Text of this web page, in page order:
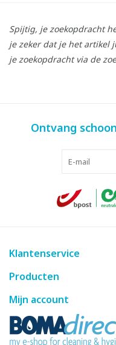
Spijtig, je zoekopdracht
je zeker dat je het artikel
je zoekopdracht via de
Ontvang
Klantenservice
Producten
Mijn account